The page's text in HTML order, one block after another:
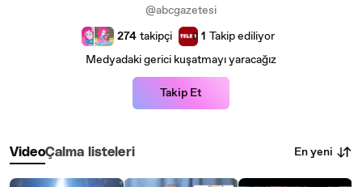
@abcgazetesi
274 takipçi 1 Takip ediliyor
Medyadaki gerici kuşatmayı yaracağız
Takip Et
VideoÇalma listeleri En yeni